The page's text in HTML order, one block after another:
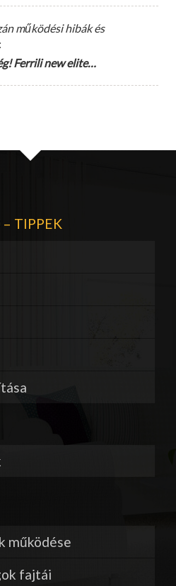
működési hibák és
Ferrili new elite…
TIPPEK
működése
fajtái